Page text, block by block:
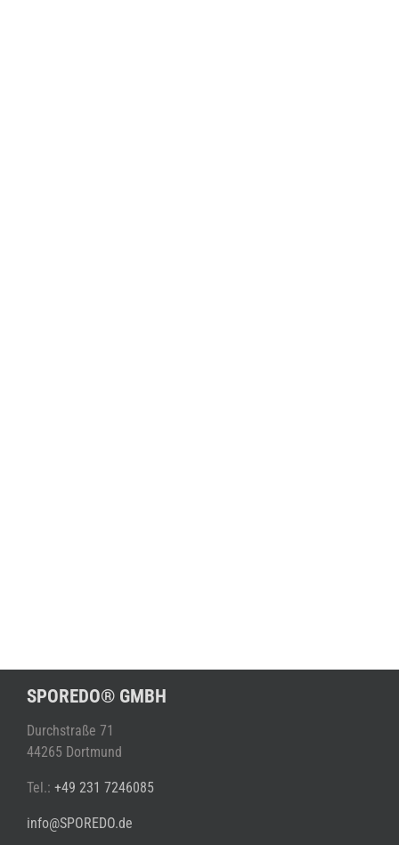
SPOREDO® GMBH
Durchstraße 71
44265 Dortmund
Tel.: +49 231 7246085
info@SPOREDO.de